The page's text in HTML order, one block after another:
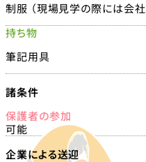
制服 （現場見学の際には会社
持ち物
筆記用具
諸条件
保護者の参加
可能
企業による送迎